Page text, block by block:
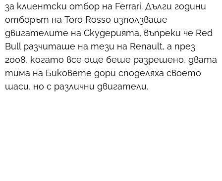
за клиентски отбор на Ferrari. Дълги години
отборът на Toro Rosso използваше
двигателите на Скудерията, въпреки че Red
Bull разчиташе на тези на Renault, а през
2008, когато все още беше разрешено, двата
тима на Биковете дори споделяха своето
шаси, но с различни двигатели.